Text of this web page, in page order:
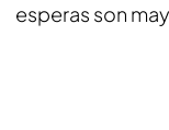
esperas son